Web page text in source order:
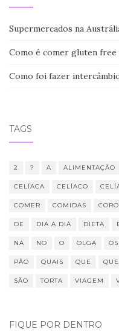
Supermercados na
Como é comer gluten free
Como foi fazer
TAGS
2 ? A ALIMENTAÇÃO
CELÍACA CELÍACO
COMER COMIDAS
DE DIA A DIA DIETA
NA NO O OLGA OS
PÃO QUAIS QUE
SÃO TORTA VIAGEM
FIQUE POR DENTRO